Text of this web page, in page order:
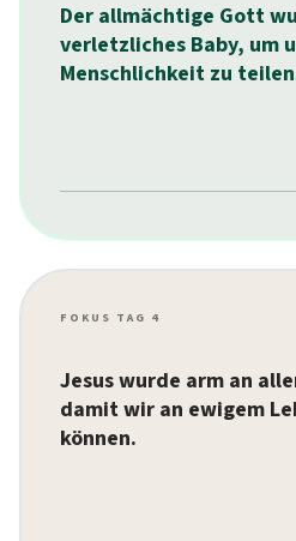
Der allmächtige Gott
verletzliches Baby, um
Menschlichkeit zu
FOKUS TAG 4
Jesus wurde arm an
damit wir an ewigem
können.